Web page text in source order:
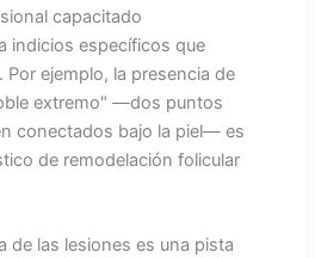
capacitado
indicios específicos que
Por ejemplo, la presencia de
extremo" —dos puntos
conectados bajo la piel— es
de remodelación folicular
de las lesiones es una pista